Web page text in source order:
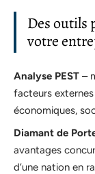
Des outils
votre
Analyse PEST –
facteurs
économiques,
Diamant de
avantages
d’une nation en